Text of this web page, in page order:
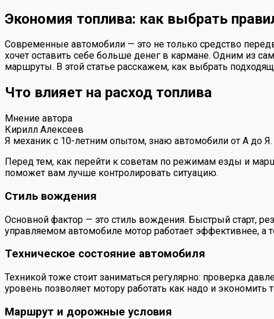
Экономия топлива: как выбрать
Современные автомобили — это не только средство
хочет оставить себе больше денег в кармане. Одним из
маршруты. В этой статье расскажем, как выбрать
Что влияет на расход топлива
Мнение автора
Кирилл Алексеев
Я механик с 10-летним опытом, знаю автомобили от А до
Перед тем, как перейти к советам по режимам езды и
поможет вам лучше контролировать ситуацию.
Стиль вождения
Основной фактор — это стиль вождения. Быстрый старт,
управляемом автомобиле мотор работает эффективнее, а
Техническое состояние автомобиля
Техникой тоже стоит заниматься регулярно: проверка
уровень позволяет мотору работать как надо и экономить
Маршрут и дорожные условия